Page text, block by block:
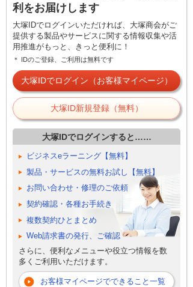
利をお届けします
大塚IDでログインいただければ、大塚商会がご
提供する製品やサービスに関する情報収集や活
用推進がもっと、きっと便利に！
＊ IDのご登録、ご利用は無料です
大塚IDでログイン（お客様マイページ）
大塚ID新規登録（無料）
大塚IDでログインすると……
ビジネスeラーニング【無料】
製品・サービスの無料お試し【無料】
お問い合わせ・修理のご依頼
契約確認・各種お手続き
複数契約ひとまとめ
Web請求書の発行、ご確認
さらに、便利なメニューや役立つ情報を数
多くご利用いただけます。
お客様マイページでできること一覧